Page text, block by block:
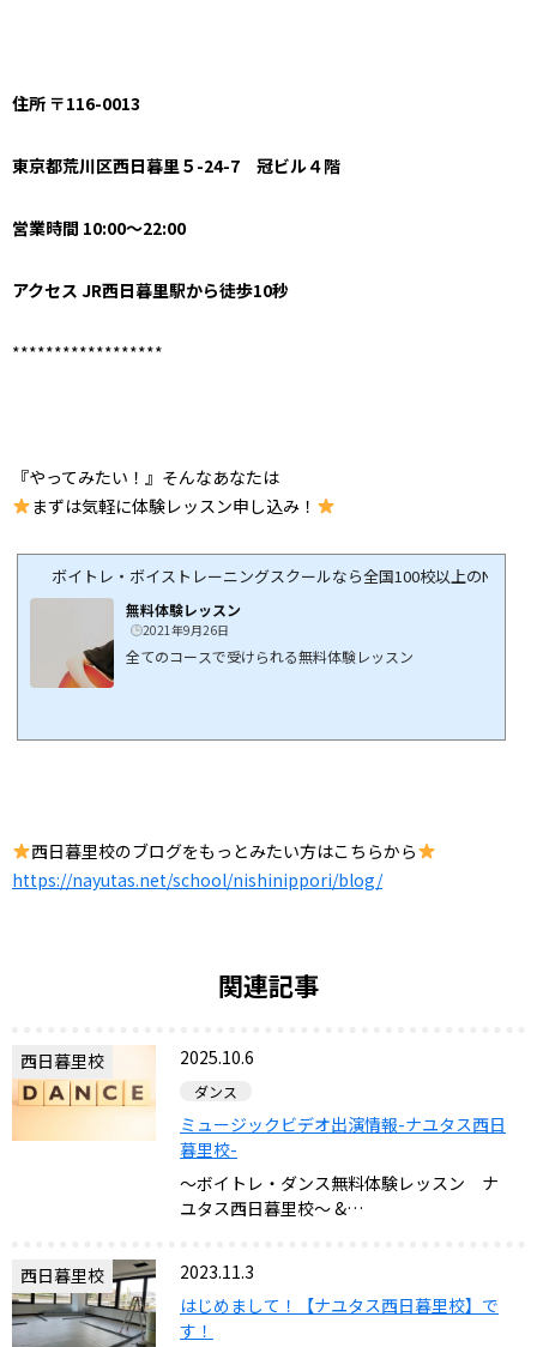
住所 〒116-0013
東京都荒川区西日暮里５-24-7 冠ビル４階
営業時間 10:00～22:00
アクセス JR西日暮里駅から徒歩10秒
******************
『やってみたい！』そんなあなたは
まずは気軽に体験レッスン申し込み！
ボイトレ・ボイストレーニングスクールなら全国100校以上の
無料体験レッスン
2021年9月26日
全てのコースで受けられる無料体験レッスン
西日暮里校のブログをもっとみたい方はこちらから
https://nayutas.net/school/nishinippori/blog/
関連記事
西日暮里校 2025.10.6
ダンス
ミュージックビデオ出演情報-ナユタス西日
暮里校-
～ボイトレ・ダンス無料体験レッスン ナ
ユタス西日暮里校～ &…
西日暮里校
2023.11.3
はじめまして！【ナユタス西日暮里校】で
す！